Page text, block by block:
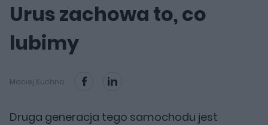
Urus zachowa to, co
lubimy
Maciej Kuchno
Druga generacja tego samochodu jest